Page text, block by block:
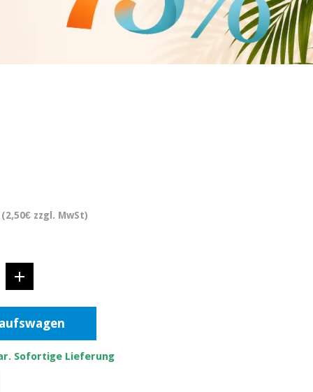
(2,50€ zzgl. MwSt)
Sofortige Lieferung